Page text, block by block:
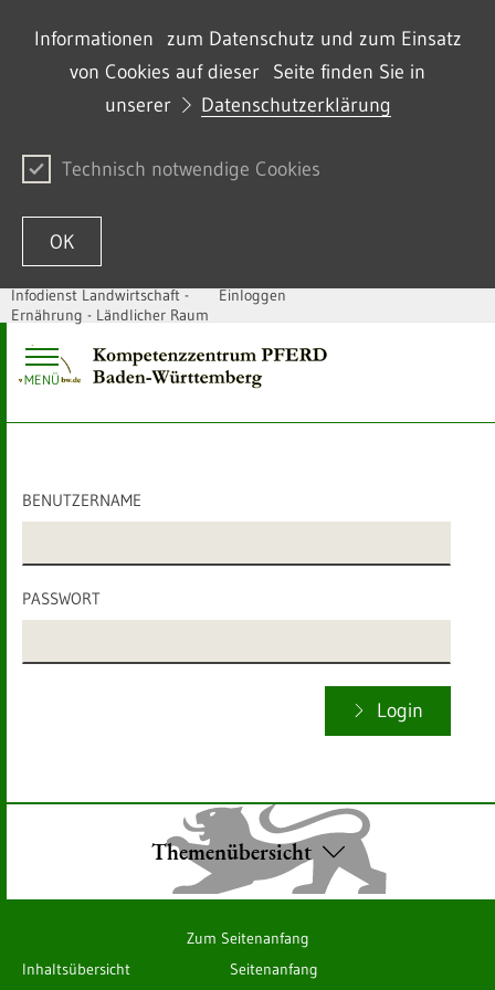
Informationen zum Datenschutz und zum Einsatz
von Cookies auf dieser Seite finden Sie in
unserer
Datenschutzerklärung
Technisch notwendige Cookies
OK
Zum Inhalt springen
Infodienst Landwirtschaft -
Ernährung - Ländlicher Raum
Einloggen
MENÜ
BENUTZERNAME
PASSWORT
Login
Themenübersicht
Zum Seitenanfang
Inhaltsübersicht
Seitenanfang